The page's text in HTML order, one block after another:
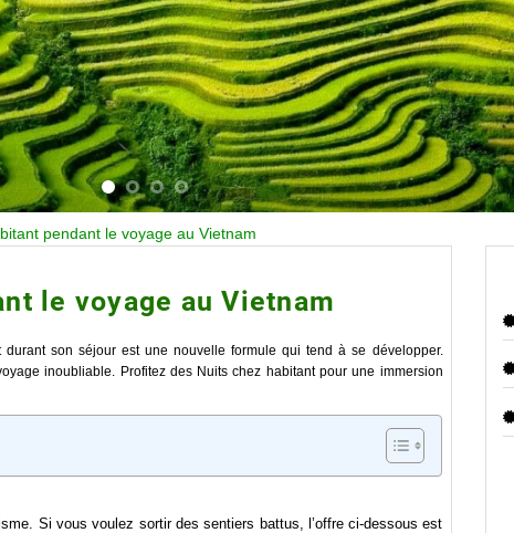
pendant le voyage au Vietnam
le voyage au Vietnam
durant son séjour est une nouvelle formule qui tend à se développer.
inoubliable. Profitez des Nuits chez habitant pour une immersion
Si vous voulez sortir des sentiers battus, l’offre ci-dessous est